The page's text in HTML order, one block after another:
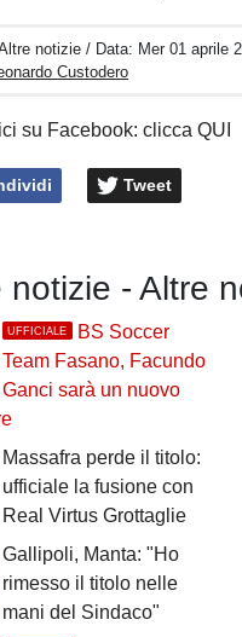
notizie / Data: Mer 01 aprile
Custodero
su Facebook: clicca QUI
Tweet
notizie - Altre
UFFICIALE
BS Soccer
Team Fasano, Facundo
Ganci sarà un nuovo
Massafra perde il titolo:
ufficiale la fusione con
Real Virtus Grottaglie
Gallipoli, Manta: "Ho
rimesso il titolo nelle
mani del Sindaco"